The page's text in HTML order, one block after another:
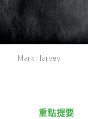
Mark Harvey
重點提要